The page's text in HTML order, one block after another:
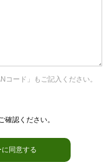
ード」もご記入ください。
確認ください。
同意する